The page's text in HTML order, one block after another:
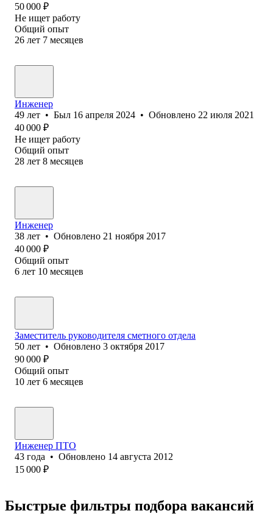
50 000 ₽
Не ищет работу
Общий опыт
26 лет 7 месяцев
Инженер
49 лет • Был 16 апреля 2024 • Обновлено 22 июля 2021
40 000 ₽
Не ищет работу
Общий опыт
28 лет 8 месяцев
Инженер
38 лет • Обновлено 21 ноября 2017
40 000 ₽
Общий опыт
6 лет 10 месяцев
Заместитель руководителя сметного отдела
50 лет • Обновлено 3 октября 2017
90 000 ₽
Общий опыт
10 лет 6 месяцев
Инженер ПТО
43 года • Обновлено 14 августа 2012
15 000 ₽
Быстрые фильтры подбора вакансий